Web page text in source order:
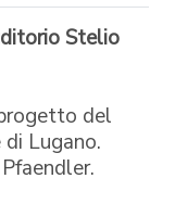
Stelio
del
Lugano.